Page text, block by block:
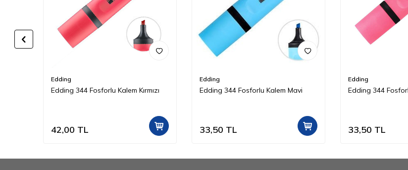
Edding
Edding 344 Fosforlu Kalem Kırmızı
42,00 TL
Edding
Edding 344 Fosforlu Kalem Mavi
33,50 TL
Edding
Edding 344
33,50 TL